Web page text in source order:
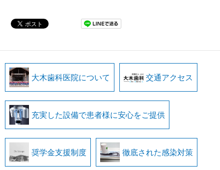
大木歯科医院について 交通アクセス
充実した設備で患者様に安心をご提供
奨学金支援制度 徹底された感染対策